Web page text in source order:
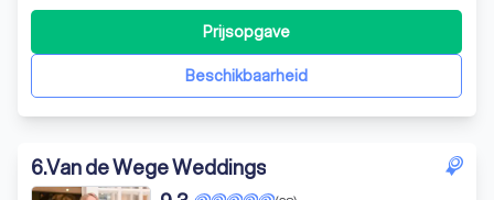
verzamelaar van geluksmomenten en zie het als mijn
missie om de wereld een stukje gelukkiger, liefdevoller en
mooier te maken. Dat doe ik door jou de mooiste dag van
je leven te bezorgen juisBeschikbaarheid
Prijsopgave
6.Van de Wege Weddings